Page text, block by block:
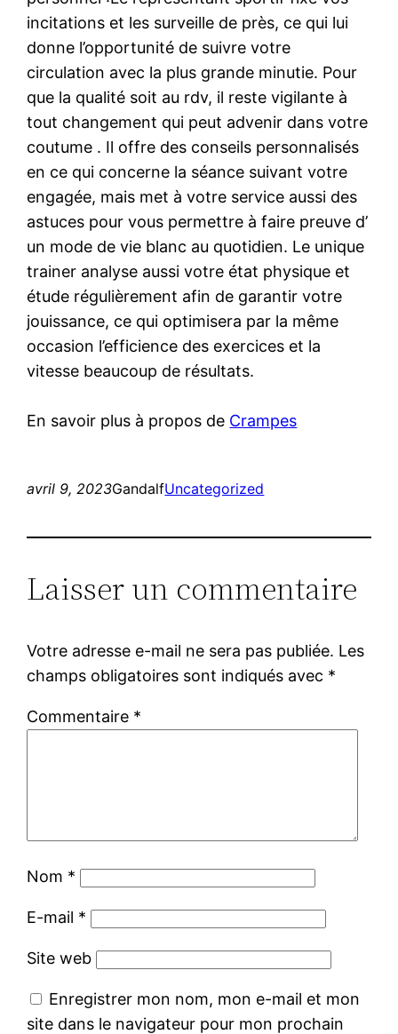
incitations et les surveille de près, ce qui lui
donne l’opportunité de suivre votre
circulation avec la plus grande minutie. Pour
que la qualité soit au rdv, il reste vigilante à
tout changement qui peut advenir dans votre
coutume . Il offre des conseils personnalisés
en ce qui concerne la séance suivant votre
engagée, mais met à votre service aussi des
astuces pour vous permettre à faire preuve d’
un mode de vie blanc au quotidien. Le unique
trainer analyse aussi votre état physique et
étude régulièrement afin de garantir votre
jouissance, ce qui optimisera par la même
occasion l’efficience des exercices et la
vitesse beaucoup de résultats.
En savoir plus à propos de Crampes
avril 9, 2023GandalfUncategorized
Laisser un commentaire
Votre adresse e-mail ne sera pas publiée. Les
champs obligatoires sont indiqués avec *
Commentaire *
Nom *
E-mail *
Site web
Enregistrer mon nom, mon e-mail et mon
site dans le navigateur pour mon prochain